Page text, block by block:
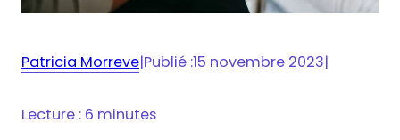
Patricia Morreve|Publié :15 novembre 2023|
Lecture : 6 minutes